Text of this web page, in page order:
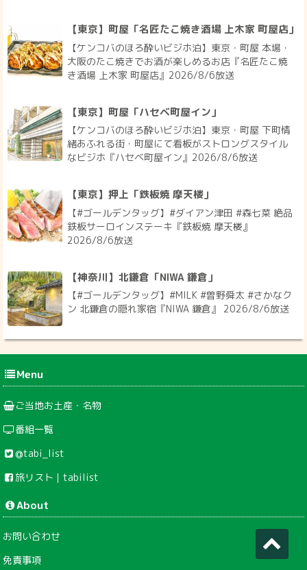
【東京】町屋「名匠たこ焼き酒場 上木家 町屋店」
【ケンコバのほろ酔いビジホ泊】東京・町屋 本場・
大阪のたこ焼きでお酒が楽しめるお店『名匠たこ焼
き酒場 上木家 町屋店』2026/8/6放送
【東京】町屋「ハセベ町屋イン」
【ケンコバのほろ酔いビジホ泊】東京・町屋 下町情
緒あふれる街・町屋にて看板がストロングスタイル
なビジホ『ハセベ町屋イン』2026/8/6放送
【東京】押上「鉄板焼 摩天楼」
【#ゴールデンタッグ】#ダイアン津田 #森七菜 絶品
鉄板サーロインステーキ『鉄板焼 摩天楼』
2026/8/6放送
【神奈川】北鎌倉「NIWA 鎌倉」
【#ゴールデンタッグ】#MILK #曽野舜太 #さかなク
ン 北鎌倉の隠れ家宿『NIWA 鎌倉』 2026/8/6放送
Menu
ご当地お土産・名物
番組一覧
@tabi_list
旅リスト｜tabilist
About
お問い合わせ
免責事項